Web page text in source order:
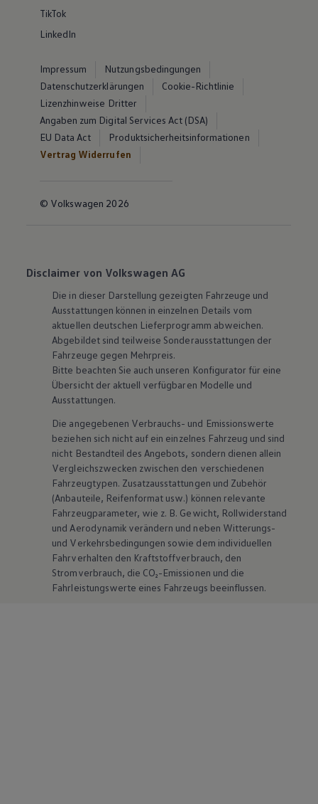
TikTok
LinkedIn
Impressum
Nutzungsbedingungen
Datenschutzerklärungen
Cookie-Richtlinie
Lizenzhinweise Dritter
Angaben zum Digital Services Act (DSA)
EU Data Act
Produktsicherheitsinformationen
Vertrag Widerrufen
© Volkswagen 2026
Disclaimer von Volkswagen AG
Die in dieser Darstellung gezeigten Fahrzeuge und
Ausstattungen können in einzelnen Details vom
aktuellen deutschen Lieferprogramm abweichen.
Abgebildet sind teilweise Sonderausstattungen der
Fahrzeuge gegen Mehrpreis.
Bitte beachten Sie auch unseren Konfigurator für eine
Übersicht der aktuell verfügbaren Modelle und
Ausstattungen.
Die angegebenen Verbrauchs- und Emissionswerte
beziehen sich nicht auf ein einzelnes Fahrzeug und sind
nicht Bestandteil des Angebots, sondern dienen allein
Vergleichszwecken zwischen den verschiedenen
Fahrzeugtypen. Zusatzausstattungen und Zubehör
(Anbauteile, Reifenformat usw.) können relevante
Fahrzeugparameter, wie z. B. Gewicht, Rollwiderstand
und Aerodynamik verändern und neben Witterungs-
und Verkehrsbedingungen sowie dem individuellen
Fahrverhalten den Kraftstoffverbrauch, den
Stromverbrauch, die CO₂-Emissionen und die
Fahrleistungswerte eines Fahrzeugs beeinflussen.